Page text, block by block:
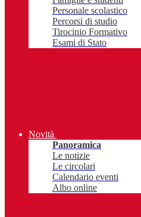
Personale scolastico
Percorsi di studio
Tirocinio Formativo
Esami di Stato
Novità
Panoramica
Le notizie
Le circolari
Calendario eventi
Albo online